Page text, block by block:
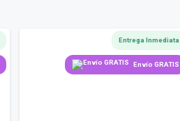
Entrega Inmediata
Envío GRATIS